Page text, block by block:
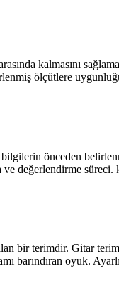
kalmasını
ölçütlere
önceden
değerlendirme süreci.
bir terimdir. Gitar
barındıran oyuk.